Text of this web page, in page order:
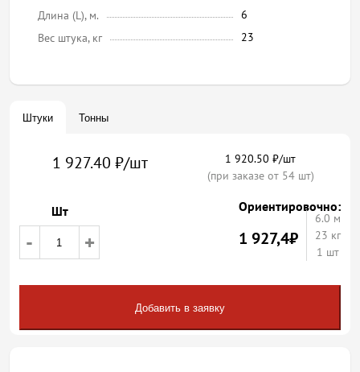
Длина (L), м.
6
Вес штука, кг
23
Штуки Тонны
1 927.40 ₽/шт
1 920.50 ₽/шт
(при заказе от 54 шт)
Шт
- +
Ориентировочно:
1 927,4₽
6.0 м
23 кг
1 шт
Добавить в заявку